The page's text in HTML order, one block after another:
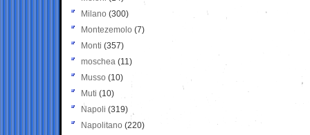
Milano (300)
Montezemolo (7)
Monti (357)
moschea (11)
Musso (10)
Muti (10)
Napoli (319)
Napolitano (220)